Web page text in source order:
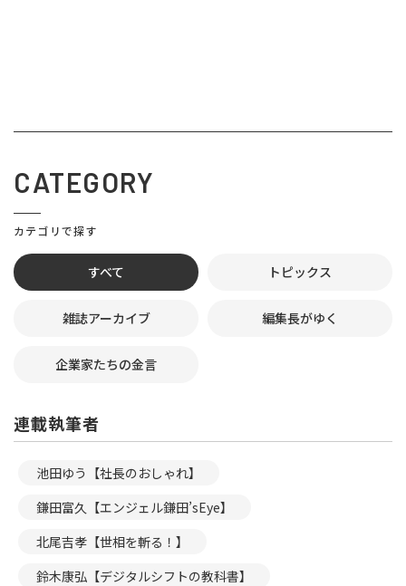
CATEGORY
カテゴリで探す
すべて トピックス
雑誌アーカイブ 編集長がゆく
企業家たちの金言
連載執筆者
池田ゆう【社長のおしゃれ】
鎌田富久【エンジェル鎌田’sEye】
北尾吉孝【世相を斬る！】
鈴木康弘【デジタルシフトの教科書】